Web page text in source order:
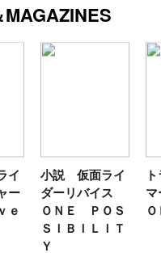
イ
ー
ｅ
小説 仮面ライ
ダーリバイス
ＯＮＥ ＰＯＳ
ＳＩＢＩＬＩＴ
Ｙ